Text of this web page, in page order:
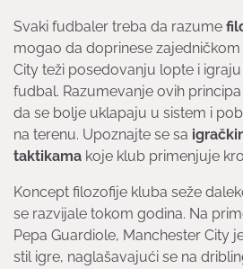
Svaki fudbaler treba da razume
mogao da doprinese
City teži posedovanju lopte i
fudbal. Razumevanje ovih
da se bolje uklapaju u sistem i
na terenu. Upoznajte se sa
taktikama koje klub primenjuje
Koncept filozofije kluba seže
se razvijale tokom godina. Na
Pepa Guardiole, Manchester City
stil igre, naglašavajući se na